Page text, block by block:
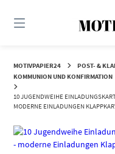
zum
MOTIVPAPIER24 POST- &
KOMMUNION UND KONFIRMATION
10 JUGENDWEIHE
MODERNE EINLADUNGEN